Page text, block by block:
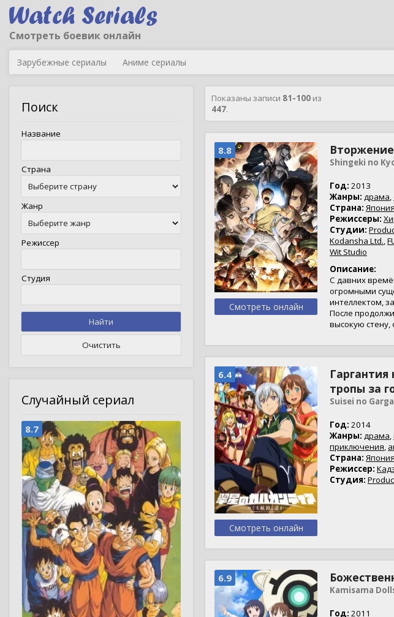
Смотреть боевик онлайн
Зарубежные сериалы Аниме сериалы
Поиск
Название
Страна
Жанр
Режиссер
Студия
Найти
Очистить
Случайный сериал
8.7
Показаны записи 81-100 из
447.
8.8
Смотреть онлайн
Shingeki no
Год: 2013
Жанры: драма,
Страна: Япония
Режиссеры:
Студии:
Kodansha Ltd.,
Wit Studio
Описание:
С давних
огромными
интеллектом,
После
высокую стену,
6.4
Смотреть онлайн
тропы за
Suisei no
Год: 2014
Жанры: драма,
приключения,
Страна: Япония
Режиссер:
Студия:
6.9
Kamisama
Год: 2011